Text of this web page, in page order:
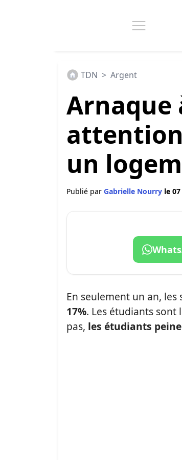
TDN > Argent
Arnaque
un
Publié par Gabrielle Nourry le
En seulement un an,
17%. Les étudiants sont
pas, les étudiants